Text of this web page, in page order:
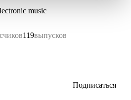
music
119выпусков
Подписаться